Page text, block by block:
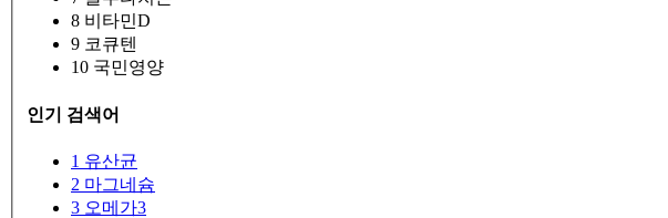
8 비타민D
9 코큐텐
10 국민영양
인기 검색어
1 유산균
2 마그네슘
3 오메가3